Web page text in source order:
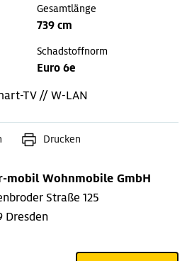
Gesamtlänge
739 cm
Schadstoffnorm
Euro 6e
TV // W-LAN
Drucken
mobil Wohnmobile GmbH
Straße 125
Dresden